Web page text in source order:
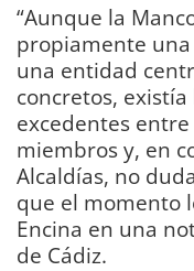
“Aunque la
propiamente
una entidad
concretos,
excedentes
miembros y, en
Alcaldías, no
que el momento
Encina en una
de Cádiz.